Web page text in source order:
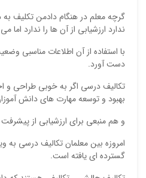
گرچه معلم در هنگام دادمن تکلیف
ندارد ارزشیابی از آن ها را ندارد اما
با استفاده از آن اطلاعات مناسبی
دست آورد.
تکالیف درسی اگر به خوبی طراحی و
بهبود و توسعه مهارت های دانش
و هم منبعی برای ارزشیابی از
امروزه بین معلمان تکالیف درسی به
گسترده ای یافته است.